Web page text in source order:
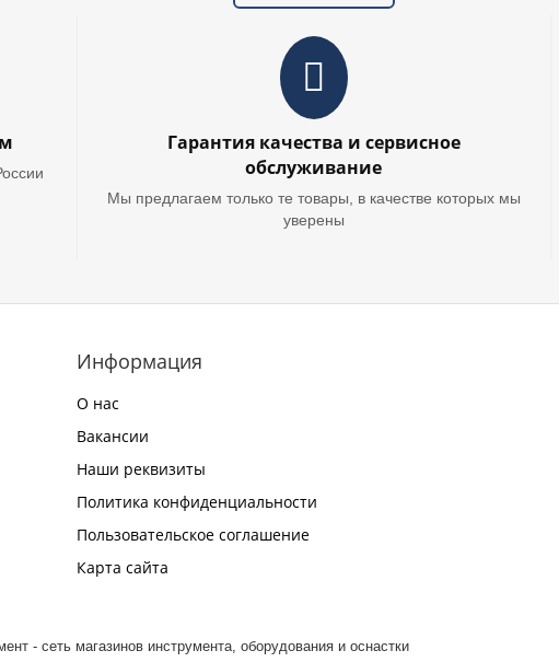
Гарантия качества и сервисное
обслуживание
Мы предлагаем только те товары, в качестве которых мы
уверены
Информация
О нас
Вакансии
Наши реквизиты
Политика конфиденциальности
Пользовательское соглашение
Карта сайта
- сеть магазинов инструмента, оборудования и оснастки